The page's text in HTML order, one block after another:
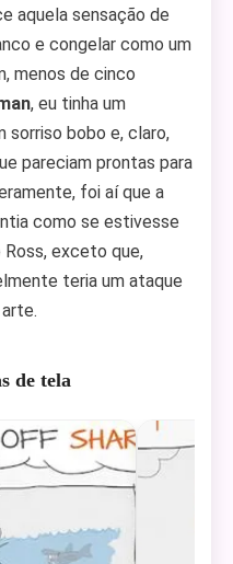
aquela sensação de
e congelar como um
menos de cinco
, eu tinha um
sorriso bobo e, claro,
pareciam prontas para
foi aí que a
como se estivesse
Ross, exceto que,
teria um ataque
de tela